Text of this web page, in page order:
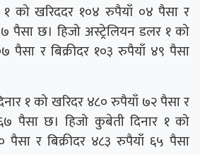
को खरिददर १०४ रुपैयाँ ०४ पैसा र
पैसा छ। हिजो अस्ट्रेलियन डलर १ को
पैसा र बिक्रीदर १०३ रुपैयाँ ४९ पैसा
१ को खरिदर ४८० रुपैयाँ ७२ पैसा र
पैसा छ। हिजो कुबेती दिनार १ को
र बिक्रीदर ४८३ रुपैयाँ ६५ पैसा